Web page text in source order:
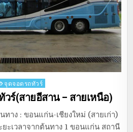
จุดจอดรถทัวร์
ร์(สายอีสาน – สายเหนือ)
ทาง : ขอนแก่น-เชียงใหม่ (สายเก่า)
ะเวลาจากต้นทาง 1 ขอนแก่น สถานี